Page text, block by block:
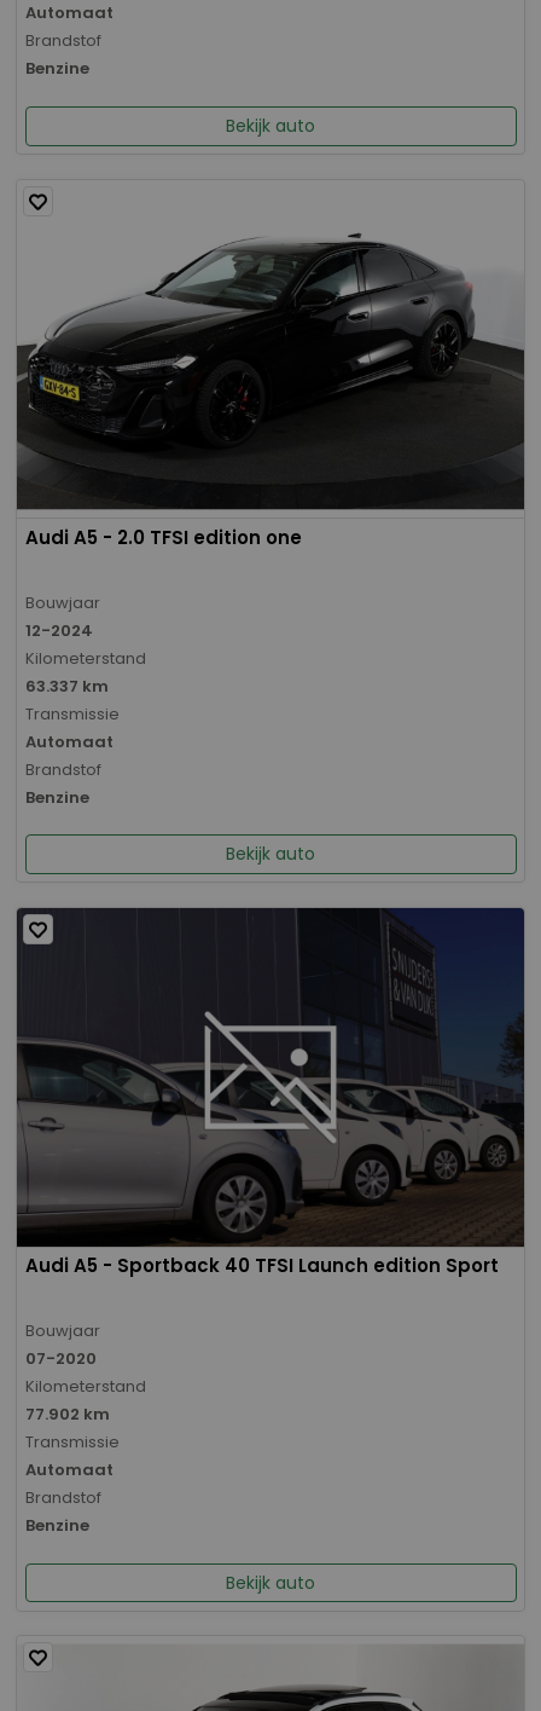
Automaat
Brandstof
Benzine
Bekijk auto
Audi A5 - 2.0 TFSI edition one
Bouwjaar
12-2024
Kilometerstand
63.337 km
Transmissie
Automaat
Brandstof
Benzine
Bekijk auto
Audi A5 - Sportback 40 TFSI Launch edition Sport
Bouwjaar
07-2020
Kilometerstand
77.902 km
Transmissie
Automaat
Brandstof
Benzine
Bekijk auto